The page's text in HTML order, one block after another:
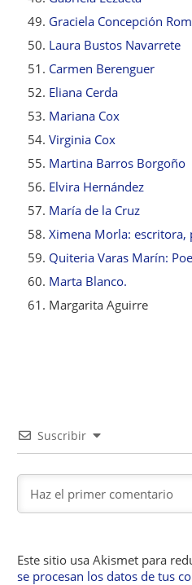
Graciela Concepción
Laura Bustos Navarrete
Carmen Berenguer
Eliana Cerda
Mariana Cox
Virginia Cox
Martina Barros Borgoño
Elvira Hernández
María de la Cruz
Ximena Morla:
Quiteria Varas Marín:
Marta Blanco.
Margarita Aguirre
Suscribir
Este sitio usa Akismet para
se procesan los datos de tus